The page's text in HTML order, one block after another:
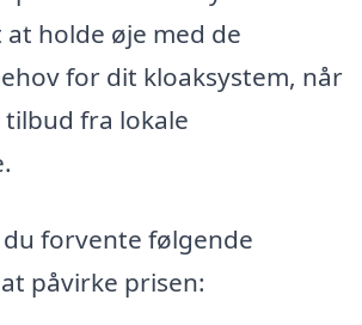
holde øje med de
for dit kloaksystem, når
fra lokale
forvente følgende
påvirke prisen: